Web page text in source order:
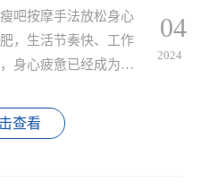
吧按摩手法放松身心
，生活节奏快、工作
身心疲惫已经成为现
健康和美丽？丽减美
手法是你的最佳选
查看
04
2024